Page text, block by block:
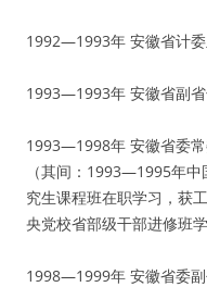
1992—1993年 安徽省计
1993—1993年 安徽省副
1993—1998年 安徽省委
（其间：1993—1995年
究生课程班在职学习，获
央党校省部级干部进修班学
1998—1999年 安徽省委